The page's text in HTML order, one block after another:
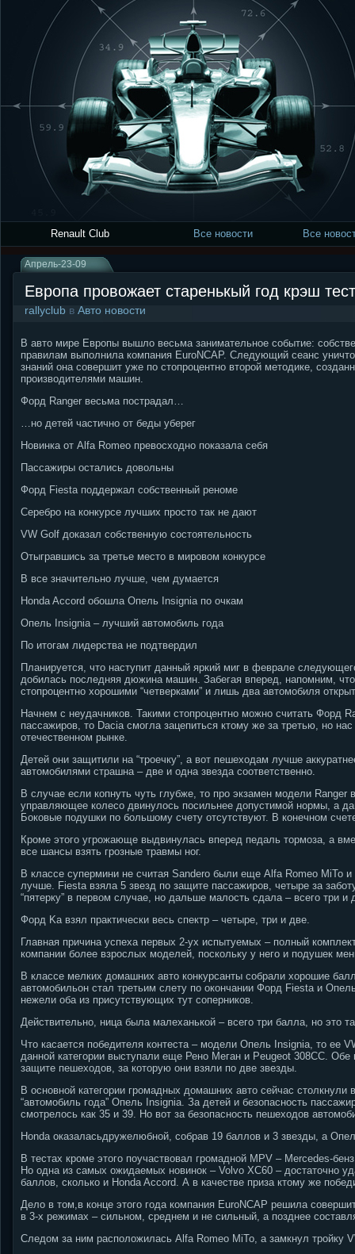
Renault Club Все новости Все
Апрель-23-09
Европа провожает старенькый год крэш
rallyclub в Авто новости
В авто мире Европы вышло весьма занимательное событие:
правилам выполнила компания EuroNCAP. Следующий сеанс
знаний она совершит уже по стопроцентно второй методике,
производителями машин.
Форд Ranger весьма пострадал…
…но детей частично от беды уберег
Новинка от Alfa Romeo превосходно показала себя
Пассажиры остались довольны
Форд Fiesta поддержал собственный реноме
Серебро на конкурсе лучших просто так не дают
VW Golf доказал собственную состоятельность
Отыгравшись за третье место в мировом конкурсе
В все значительно лучше, чем думается
Honda Accord обошла Опель Insignia по очкам
Опель Insignia – лучший автомобиль года
По итогам лидерства не подтвердил
Планируется, что наступит данный яркий миг в феврале
добилась последняя дюжина машин. Забегая вперед, напомним,
стопроцентно хорошими “четверками” и лишь два автомобиля
Начнем с неудачников. Такими стопроцентно можно считать Форд
пассажиров, то Dacia смогла зацепиться ктому же за третью, но
отечественном рынке.
Детей они защитили на “троечку”, а вот пешеходам лучше
автомобилями страшна – две и одна звезда соответственно.
В случае если копнуть чуть глубже, то про экзамен модели
управляющее колесо двинулось посильнее допустимой нормы, а
Боковые подушки по большому счету отсутствуют. В конечном
Кроме этого угрожающе выдвинулась вперед педаль тормоза, а
все шансы взять грозные травмы ног.
В классе супермини не считая Sandero были еще Alfa Romeo MiTo
лучше. Fiesta взяла 5 звезд по защите пассажиров, четыре за
“пятерку” в первом случае, но дальше малость сдала – всего три
Форд Ka взял практически весь спектр – четыре, три и две.
Главная причина успеха первых 2-ух испытуемых – полный
компании более взрослых моделей, поскольку у него и подушек
В классе мелких домашних авто конкурсанты собрали хорошие
автомобильон стал третьим слету по окончании Форд Fiesta и
нежели оба из присутствующих тут соперников.
Действительно, ница была малеханькой – всего три балла, но это
Что касается победителя контеста – модели Опель Insignia, то
данной категории выступали еще Рено Меган и Peugeot 308CC.
защите пешеходов, за которую они взяли по две звезды.
В основной категории громадных домашних авто сейчас
“автомобиль года” Опель Insignia. За детей и безопасность
смотрелось как 35 и 39. Но вот за безопасность пешеходов
Honda оказаласьдружелюбной, собрав 19 баллов и 3 звезды, а
В тестах кроме этого поучаствовал громадной MPV – Mercedes-
Но одна из самых ожидаемых новинок – Volvo XC60 – достаточно
баллов, сколько и Honda Accord. А в качестве приза ктому же
Дело в том,в конце этого года компания EuroNCAP решила
в 3-х режимах – сильном, среднем и не сильный, а позднее
Следом за ним расположилась Alfa Romeo MiTo, а замкнул тройку